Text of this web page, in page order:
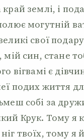
землі, і
могутній
свої
мій син, стане
вігвамі є
подих життя
собі за
Крук. Тому я
твоїх, тому